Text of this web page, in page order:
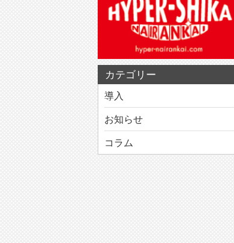
カテゴリー
導入
お知らせ
コラム